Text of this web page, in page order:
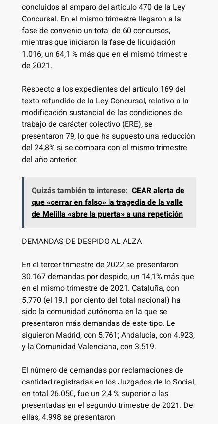
concluidos al amparo del artículo 470 de la Ley
Concursal. En el mismo trimestre llegaron a la
fase de convenio un total de 60 concursos,
mientras que iniciaron la fase de liquidación
1.016, un 64,1 % más que en el mismo trimestre
de 2021.
Respecto a los expedientes del artículo 169 del
texto refundido de la Ley Concursal, relativo a la
modificación sustancial de las condiciones de
trabajo de carácter colectivo (ERE), se
presentaron 79, lo que ha supuesto una reducción
del 24,8% si se compara con el mismo trimestre
del año anterior.
Quizás también te interese: CEAR alerta de
que «cerrar en falso» la tragedia de la valle
de Melilla «abre la puerta» a una repetición
DEMANDAS DE DESPIDO AL ALZA
En el tercer trimestre de 2022 se presentaron
30.167 demandas por despido, un 14,1% más que
en el mismo trimestre de 2021. Cataluña, con
5.770 (el 19,1 por ciento del total nacional) ha
sido la comunidad autónoma en la que se
presentaron más demandas de este tipo. Le
siguieron Madrid, con 5.761; Andalucía, con 4.923,
y la Comunidad Valenciana, con 3.519.
El número de demandas por reclamaciones de
cantidad registradas en los Juzgados de lo Social,
en total 26.050, fue un 2,4 % superior a las
presentadas en el segundo trimestre de 2021. De
ellas, 4.998 se presentaron